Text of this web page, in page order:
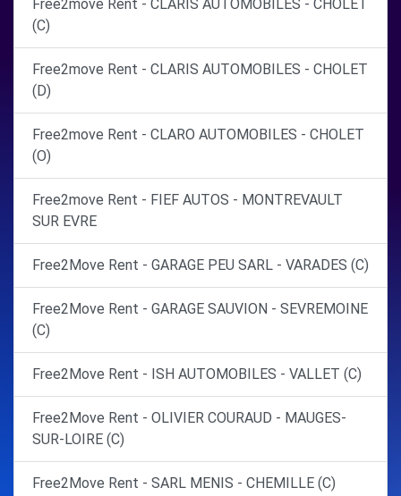
Free2move Rent - CLARIS AUTOMOBILES - CHOLET
(C)
Free2move Rent - CLARIS AUTOMOBILES - CHOLET
(D)
Free2move Rent - CLARO AUTOMOBILES - CHOLET
(O)
Free2move Rent - FIEF AUTOS - MONTREVAULT
SUR EVRE
Free2Move Rent - GARAGE PEU SARL - VARADES (C)
Free2Move Rent - GARAGE SAUVION - SEVREMOINE
(C)
Free2Move Rent - ISH AUTOMOBILES - VALLET (C)
Free2Move Rent - OLIVIER COURAUD - MAUGES-
SUR-LOIRE (C)
Free2Move Rent - SARL MENIS - CHEMILLE (C)